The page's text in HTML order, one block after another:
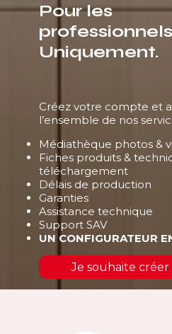
Pour les
professionnels
Uniquement.
Créez votre compte et
l’ensemble de nos
Médiathèque photos &
Fiches produits &
téléchargement
Délais de production
Garanties
Assistance technique
Support SAV
UN CONFIGURATEUR
Je souhaite